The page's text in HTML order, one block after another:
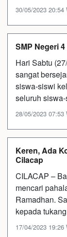
30/05/2023
SMP Negeri
Hari Sabtu
sangat
siswa-siswi
seluruh
28/05/2023
Keren, Ada
Cilacap
CILACAP –
mencari
Ramadhan.
kepada
17/04/2023